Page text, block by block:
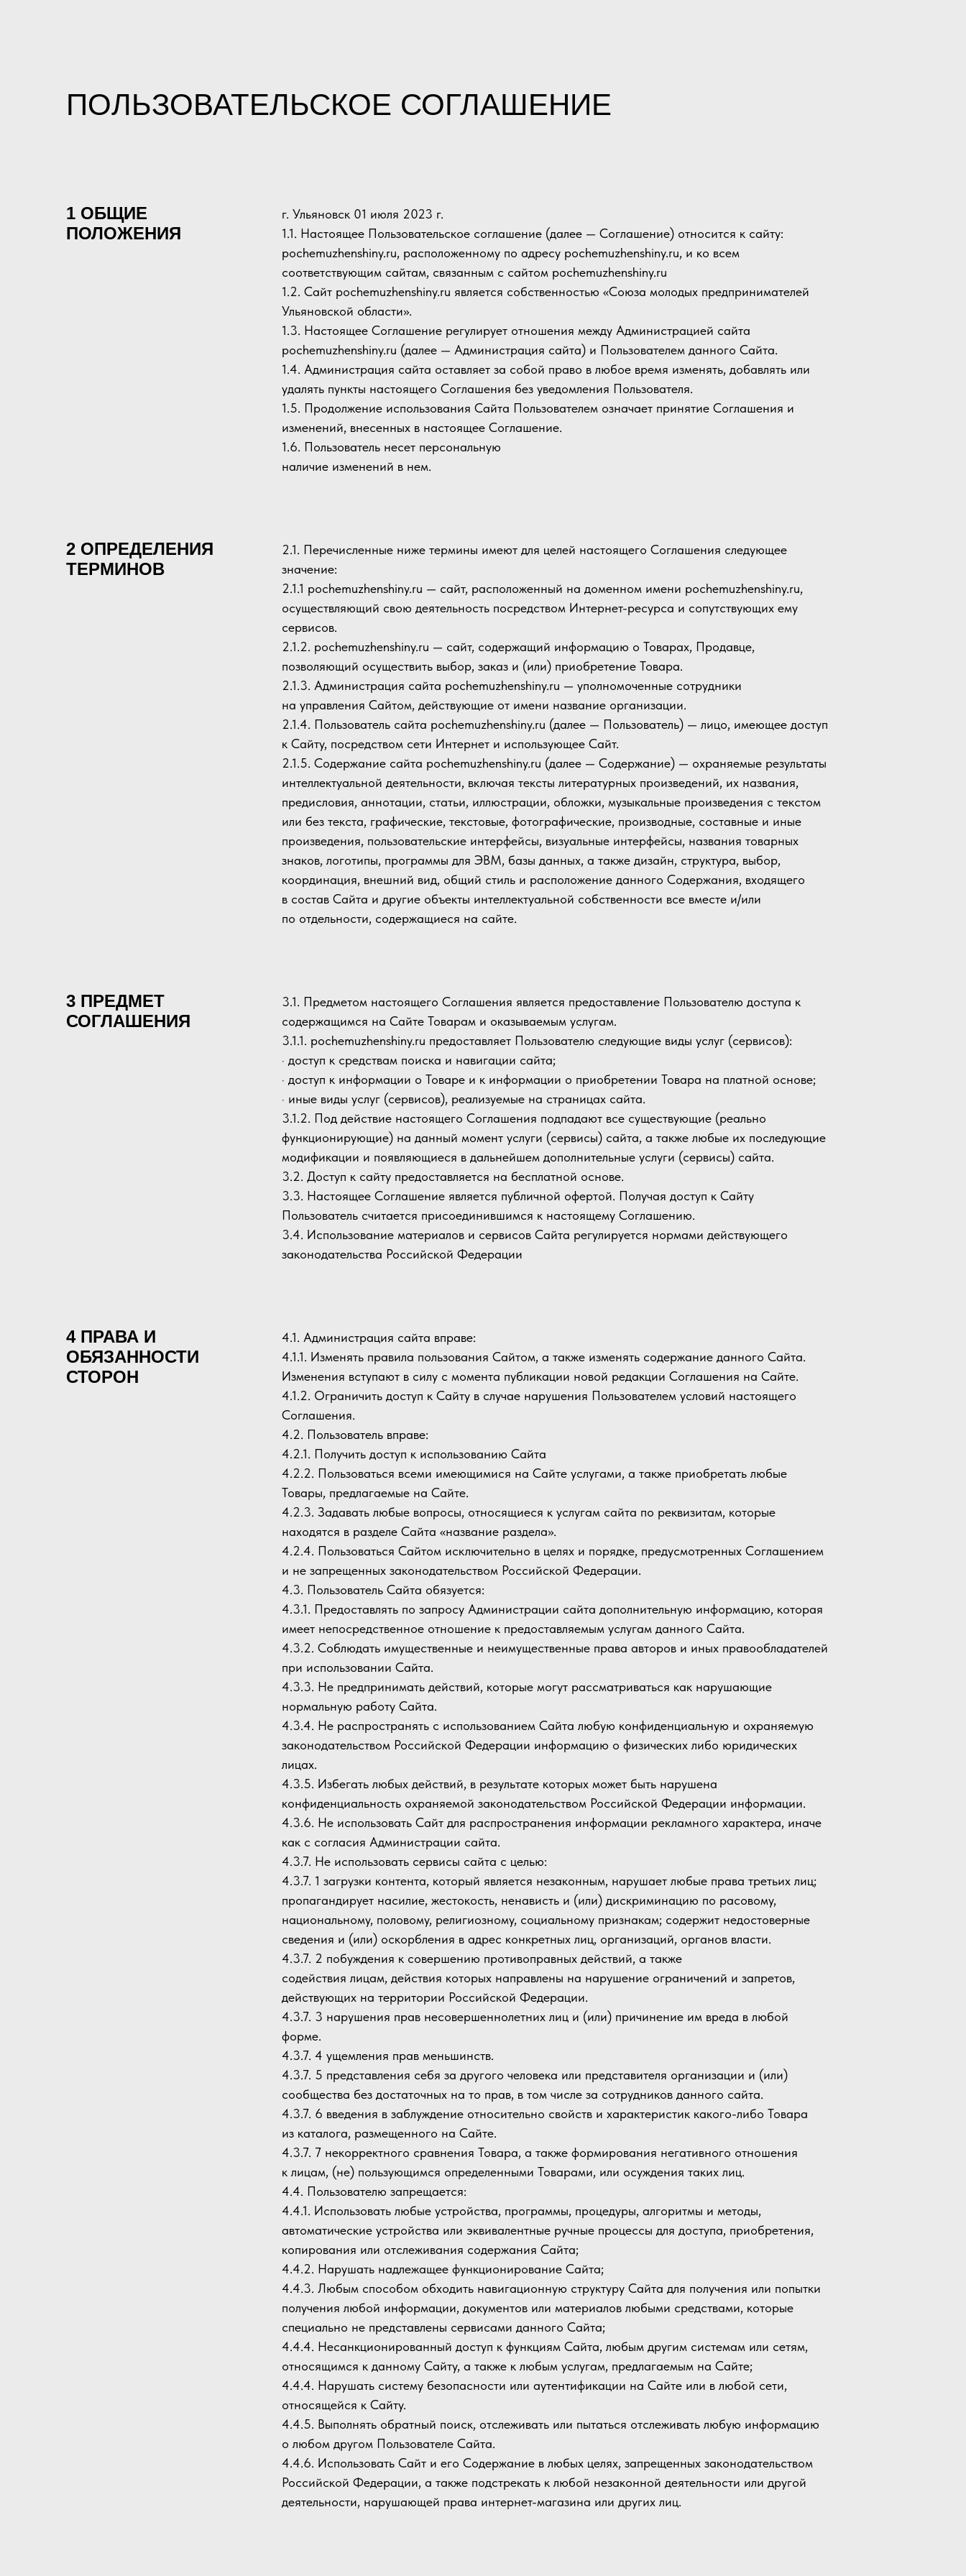
ПОЛЬЗОВАТЕЛЬСКОЕ СОГЛАШЕНИЕ
1 ОБЩИЕ
ПОЛОЖЕНИЯ
г. Ульяновск 01 июля 2023 г.
1.1. Настоящее Пользовательское соглашение (далее — Соглашение) относится к сайту:
pochemuzhenshiny.ru, расположенному по адресу pochemuzhenshiny.ru, и ко всем
соответствующим сайтам, связанным с сайтом pochemuzhenshiny.ru
1.2. Сайт pochemuzhenshiny.ru является собственностью «Союза молодых предпринимателей
Ульяновской области».
1.3. Настоящее Соглашение регулирует отношения между Администрацией сайта
pochemuzhenshiny.ru (далее — Администрация сайта) и Пользователем данного Сайта.
1.4. Администрация сайта оставляет за собой право в любое время изменять, добавлять или
удалять пункты настоящего Соглашения без уведомления Пользователя.
1.5. Продолжение использования Сайта Пользователем означает принятие Соглашения и
изменений, внесенных в настоящее Соглашение.
1.6. Пользователь несет персональную
наличие изменений в нем.
2 ОПРЕДЕЛЕНИЯ
ТЕРМИНОВ
2.1. Перечисленные ниже термины имеют для целей настоящего Соглашения следующее
значение:
2.1.1 pochemuzhenshiny.ru — сайт, расположенный на доменном имени pochemuzhenshiny.ru,
осуществляющий свою деятельность посредством Интернет-ресурса и сопутствующих ему
сервисов.
2.1.2. pochemuzhenshiny.ru — сайт, содержащий информацию о Товарах, Продавце,
позволяющий осуществить выбор, заказ и (или) приобретение Товара.
2.1.3. Администрация сайта pochemuzhenshiny.ru — уполномоченные сотрудники
на управления Сайтом, действующие от имени название организации.
2.1.4. Пользователь сайта pochemuzhenshiny.ru (далее — Пользователь) — лицо, имеющее доступ
к Сайту, посредством сети Интернет и использующее Сайт.
2.1.5. Содержание сайта pochemuzhenshiny.ru (далее — Содержание) — охраняемые результаты
интеллектуальной деятельности, включая тексты литературных произведений, их названия,
предисловия, аннотации, статьи, иллюстрации, обложки, музыкальные произведения с текстом
или без текста, графические, текстовые, фотографические, производные, составные и иные
произведения, пользовательские интерфейсы, визуальные интерфейсы, названия товарных
знаков, логотипы, программы для ЭВМ, базы данных, а также дизайн, структура, выбор,
координация, внешний вид, общий стиль и расположение данного Содержания, входящего
в состав Сайта и другие объекты интеллектуальной собственности все вместе и/или
по отдельности, содержащиеся на сайте.
3 ПРЕДМЕТ
СОГЛАШЕНИЯ
3.1. Предметом настоящего Соглашения является предоставление Пользователю доступа к
содержащимся на Сайте Товарам и оказываемым услугам.
3.1.1. pochemuzhenshiny.ru предоставляет Пользователю следующие виды услуг (сервисов):
· доступ к средствам поиска и навигации сайта;
· доступ к информации о Товаре и к информации о приобретении Товара на платной основе;
· иные виды услуг (сервисов), реализуемые на страницах сайта.
3.1.2. Под действие настоящего Соглашения подпадают все существующие (реально
функционирующие) на данный момент услуги (сервисы) сайта, а также любые их последующие
модификации и появляющиеся в дальнейшем дополнительные услуги (сервисы) сайта.
3.2. Доступ к сайту предоставляется на бесплатной основе.
3.3. Настоящее Соглашение является публичной офертой. Получая доступ к Сайту
Пользователь считается присоединившимся к настоящему Соглашению.
3.4. Использование материалов и сервисов Сайта регулируется нормами действующего
законодательства Российской Федерации
4 ПРАВА И
ОБЯЗАННОСТИ
СТОРОН
4.1. Администрация сайта вправе:
4.1.1. Изменять правила пользования Сайтом, а также изменять содержание данного Сайта.
Изменения вступают в силу с момента публикации новой редакции Соглашения на Сайте.
4.1.2. Ограничить доступ к Сайту в случае нарушения Пользователем условий настоящего
Соглашения.
4.2. Пользователь вправе:
4.2.1. Получить доступ к использованию Сайта
4.2.2. Пользоваться всеми имеющимися на Сайте услугами, а также приобретать любые
Товары, предлагаемые на Сайте.
4.2.3. Задавать любые вопросы, относящиеся к услугам сайта по реквизитам, которые
находятся в разделе Сайта «название раздела».
4.2.4. Пользоваться Сайтом исключительно в целях и порядке, предусмотренных Соглашением
и не запрещенных законодательством Российской Федерации.
4.3. Пользователь Сайта обязуется:
4.3.1. Предоставлять по запросу Администрации сайта дополнительную информацию, которая
имеет непосредственное отношение к предоставляемым услугам данного Сайта.
4.3.2. Соблюдать имущественные и неимущественные права авторов и иных правообладателей
при использовании Сайта.
4.3.3. Не предпринимать действий, которые могут рассматриваться как нарушающие
нормальную работу Сайта.
4.3.4. Не распространять с использованием Сайта любую конфиденциальную и охраняемую
законодательством Российской Федерации информацию о физических либо юридических
лицах.
4.3.5. Избегать любых действий, в результате которых может быть нарушена
конфиденциальность охраняемой законодательством Российской Федерации информации.
4.3.6. Не использовать Сайт для распространения информации рекламного характера, иначе
как с согласия Администрации сайта.
4.3.7. Не использовать сервисы сайта с целью:
4.3.7. 1 загрузки контента, который является незаконным, нарушает любые права третьих лиц;
пропагандирует насилие, жестокость, ненависть и (или) дискриминацию по расовому,
национальному, половому, религиозному, социальному признакам; содержит недостоверные
сведения и (или) оскорбления в адрес конкретных лиц, организаций, органов власти.
4.3.7. 2 побуждения к совершению противоправных действий, а также
содействия лицам, действия которых направлены на нарушение ограничений и запретов,
действующих на территории Российской Федерации.
4.3.7. 3 нарушения прав несовершеннолетних лиц и (или) причинение им вреда в любой
форме.
4.3.7. 4 ущемления прав меньшинств.
4.3.7. 5 представления себя за другого человека или представителя организации и (или)
сообщества без достаточных на то прав, в том числе за сотрудников данного сайта.
4.3.7. 6 введения в заблуждение относительно свойств и характеристик какого-либо Товара
из каталога, размещенного на Сайте.
4.3.7. 7 некорректного сравнения Товара, а также формирования негативного отношения
к лицам, (не) пользующимся определенными Товарами, или осуждения таких лиц.
4.4. Пользователю запрещается:
4.4.1. Использовать любые устройства, программы, процедуры, алгоритмы и методы,
автоматические устройства или эквивалентные ручные процессы для доступа, приобретения,
копирования или отслеживания содержания Сайта;
4.4.2. Нарушать надлежащее функционирование Сайта;
4.4.3. Любым способом обходить навигационную структуру Сайта для получения или попытки
получения любой информации, документов или материалов любыми средствами, которые
специально не представлены сервисами данного Сайта;
4.4.4. Несанкционированный доступ к функциям Сайта, любым другим системам или сетям,
относящимся к данному Сайту, а также к любым услугам, предлагаемым на Сайте;
4.4.4. Нарушать систему безопасности или аутентификации на Сайте или в любой сети,
относящейся к Сайту.
4.4.5. Выполнять обратный поиск, отслеживать или пытаться отслеживать любую информацию
о любом другом Пользователе Сайта.
4.4.6. Использовать Сайт и его Содержание в любых целях, запрещенных законодательством
Российской Федерации, а также подстрекать к любой незаконной деятельности или другой
деятельности, нарушающей права интернет-магазина или других лиц.